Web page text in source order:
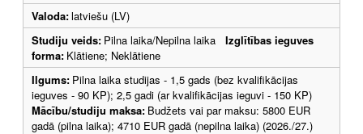
Valoda:latviešu (LV)
Studiju veids: Pilna laika/Nepilna laika Izglītības ieguves
forma: Klātiene; Neklātiene
Ilgums: Pilna laika studijas - 1,5 gads (bez kvalifikācijas
ieguves - 90 KP); 2,5 gadi (ar kvalifikācijas ieguvi - 150 KP)
Mācību/studiju maksa: Budžets vai par maksu: 5800 EUR
gadā (pilna laika); 4710 EUR gadā (nepilna laika) (2026./27.)